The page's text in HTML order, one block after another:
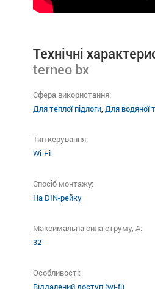
Технічні
terneo bx
Сфера використання:
Для теплої підлоги, Для водяної
Тип керування:
Wi-Fi
Спосіб монтажу:
На DIN-рейку
Максимальна сила струму, A:
32
Особливості:
Віддалений доступ (wi-fi)